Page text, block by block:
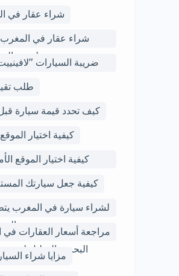
شراء عقار في
شراء عقار في
لبعض
ضريبة السيارات
طلب
كيف تحدد قيمة سيارة قبل
كيفية اختيار
كيفية اختيار الموقع
كيفية جعل سيارتك
لشراء سيارة في المغرب
مراجعة أسعار العقارات
البحث والتحليل لتحديد
مزايا شراء